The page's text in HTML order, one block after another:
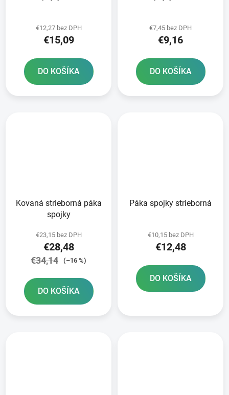
€12,27 bez DPH
€15,09
DO KOŠÍKA
€7,45 bez DPH
€9,16
DO KOŠÍKA
Kovaná strieborná páka
spojky
€23,15 bez DPH
€28,48
€34,14 (–16 %)
DO KOŠÍKA
Páka spojky strieborná
€10,15 bez DPH
€12,48
DO KOŠÍKA